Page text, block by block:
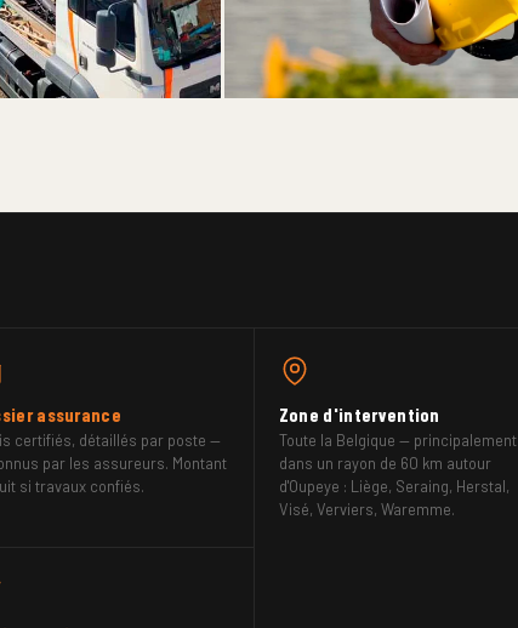
site.
déduit si travaux confiés.
assurance
certifiés, détaillés par poste —
par les assureurs. Montant
si travaux confiés.
Zone d'intervention
Toute la Belgique — principalement
dans un rayon de 60 km autour
d'Oupeye : Liège, Seraing, Herstal,
Visé, Verviers, Waremme.